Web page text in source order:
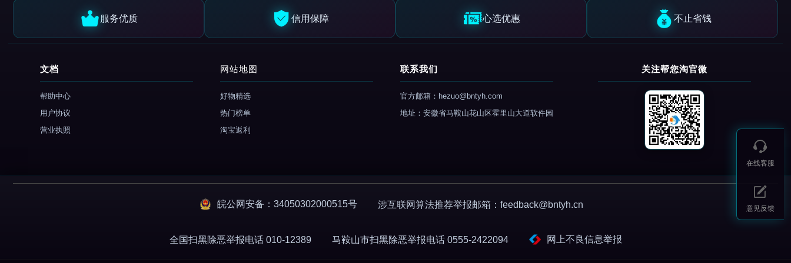
服务优质 信用保障 心选优惠 不止省钱
文档
帮助中心
用户协议
营业执照
网站地图
好物精选
热门榜单
淘宝返利
联系我们
官方邮箱：hezuo@bntyh.com
地址：安徽省马鞍山花山区霍里山大道软件园
关注帮您淘官微
皖公网安备：34050302000515号 涉互联网算法推荐举报邮箱：feedback@bntyh.cn
全国扫黑除恶举报电话 010-12389 马鞍山市扫黑除恶举报电话 0555-2422094 网上不良信息举报
在线客服
意见反馈